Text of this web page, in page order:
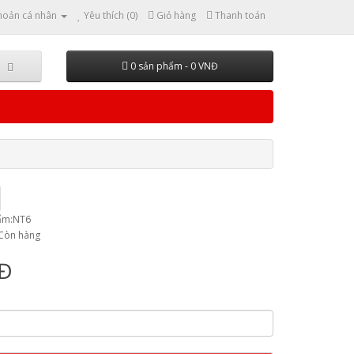
cá nhân Yêu thích (0) Giỏ hàng Thanh toán
0 sản phẩm - 0 VNĐ
hàng